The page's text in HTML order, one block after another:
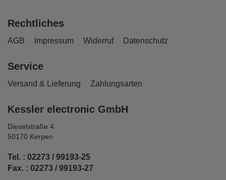
Rechtliches
AGB Impressum Widerruf Datenschutz
Service
Versand & Lieferung Zahlungsarten
Kessler electronic GmbH
Dieselstraße 4
50170 Kerpen
Tel. : 02273 / 99193-25
Fax. : 02273 / 99193-27